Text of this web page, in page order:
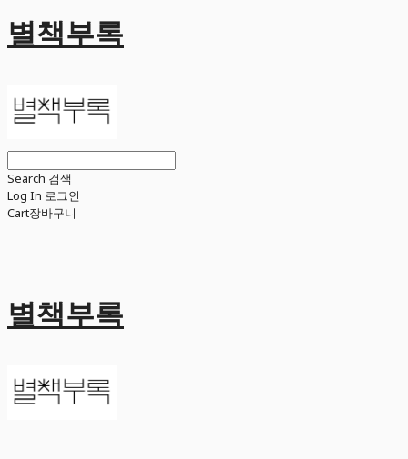
별책부록
Search 검색
Log In 로그인
Cart장바구니
별책부록